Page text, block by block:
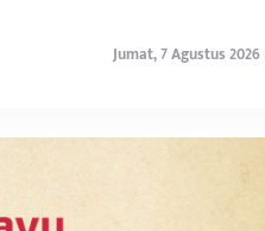
Jumat, 7 Agustus 2026